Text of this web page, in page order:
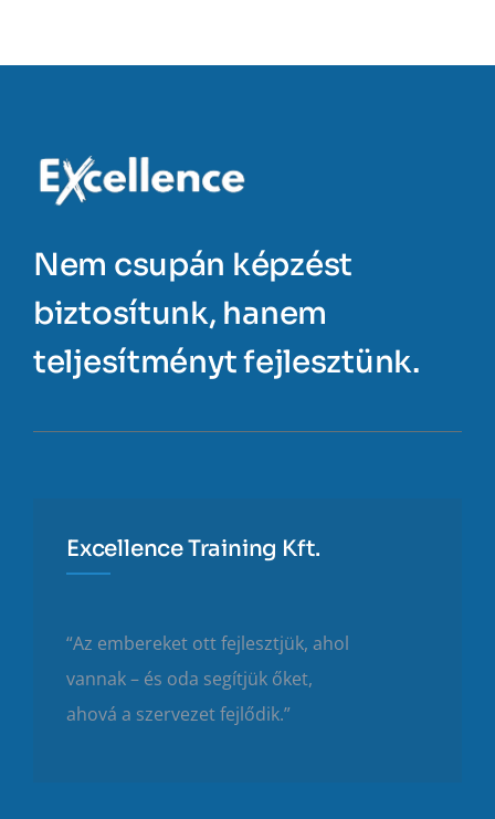
Nem csupán képzést
biztosítunk, hanem
teljesítményt fejlesztünk.
Excellence Training Kft.
“Az embereket ott fejlesztjük, ahol
vannak – és oda segítjük őket,
ahová a szervezet fejlődik.”